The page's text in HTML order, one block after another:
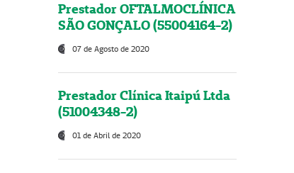
Prestador OFTALMOCLÍNICA
SÃO GONÇALO (55004164-2)
07 de Agosto de 2020
Prestador Clínica Itaipú Ltda
(51004348-2)
01 de Abril de 2020